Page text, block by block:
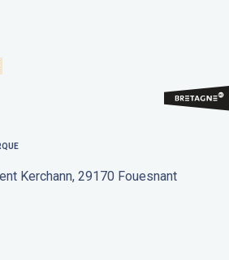
Kerchann, 29170 Fouesnant